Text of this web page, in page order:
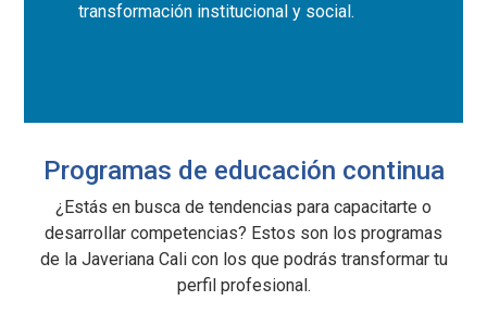
transformación institucional y social.
Programas de educación continua
¿Estás en busca de tendencias para capacitarte o
desarrollar competencias? Estos son los programas
de la Javeriana Cali con los que podrás transformar tu
perfil profesional.